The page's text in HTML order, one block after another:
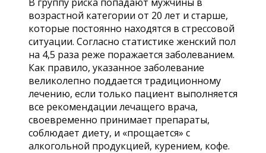
возрастной категории от 20 лет и старше,
которые постоянно находятся в стрессовой
ситуации. Согласно статистике женский пол
на 4,5 раза реже поражается заболеванием.
Как правило, указанное заболевание
великолепно поддается традиционному
лечению, если только пациент выполняется
все рекомендации лечащего врача,
своевременно принимает препараты,
соблюдает диету, и «прощается» с
алкогольной продукцией, курением, кофе.